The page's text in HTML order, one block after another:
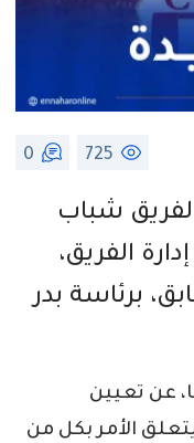
725
0
لفريق شباب
الفريق،
برئاسة بدر
عن تعيين
الأمر بكل من